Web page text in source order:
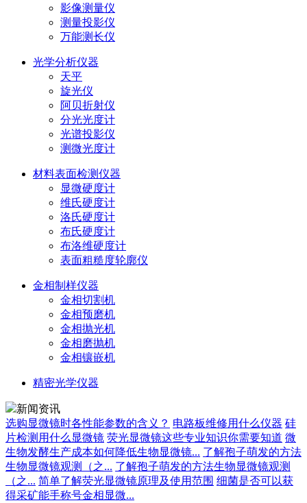
影像测量仪
测量投影仪
万能测长仪
光学分析仪器
天平
旋光仪
阿贝折射仪
分光光度计
光谱投影仪
测微光度计
材料表面检测仪器
显微硬度计
维氏硬度计
洛氏硬度计
布氏硬度计
布洛维硬度计
表面粗糙度轮廓仪
金相制样仪器
金相切割机
金相预磨机
金相抛光机
金相磨抛机
金相镶嵌机
精密光学仪器
新闻资讯
选购显微镜时各性能参数的含义？ 电路板维修用什么仪器 硅
片检测用什么显微镜 荧光显微镜这些专业知识你需要知道 微
生物发酵生产成本如何降低生物显微镜... 了解孢子萌发的方法
生物显微镜观测（之... 了解孢子萌发的方法生物显微镜观测
（之... 简单了解荧光显微镜原理及使用范围 细菌是否可以获
得采矿能手称号金相显微...